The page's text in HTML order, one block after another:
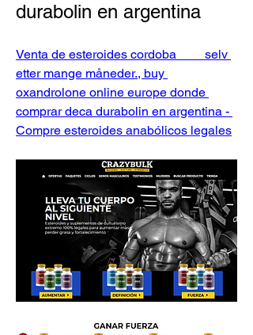
durabolin en argentina
Venta de esteroides cordoba         selv
etter mange måneder., buy
oxandrolone online europe donde
comprar deca durabolin en argentina -
Compre esteroides anabólicos legales